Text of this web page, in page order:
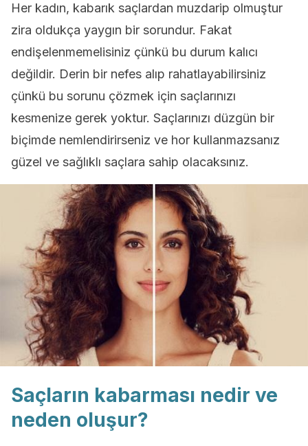
Her kadın, kabarık saçlardan muzdarip olmuştur
zira oldukça yaygın bir sorundur. Fakat
endişelenmemelisiniz çünkü bu durum kalıcı
değildir. Derin bir nefes alıp rahatlayabilirsiniz
çünkü bu sorunu çözmek için saçlarınızı
kesmenize gerek yoktur. Saçlarınızı düzgün bir
biçimde nemlendirirseniz ve hor kullanmazsanız
güzel ve sağlıklı saçlara sahip olacaksınız.
Saçların kabarması nedir ve
neden oluşur?